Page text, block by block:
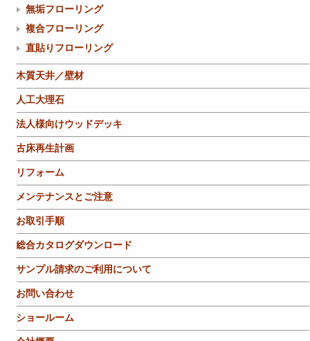
無垢フローリング
複合フローリング
直貼りフローリング
木質天井／壁材
人工大理石
法人様向けウッドデッキ
古床再生計画
リフォーム
メンテナンスとご注意
お取引手順
総合カタログダウンロード
サンプル請求のご利用について
お問い合わせ
ショールーム